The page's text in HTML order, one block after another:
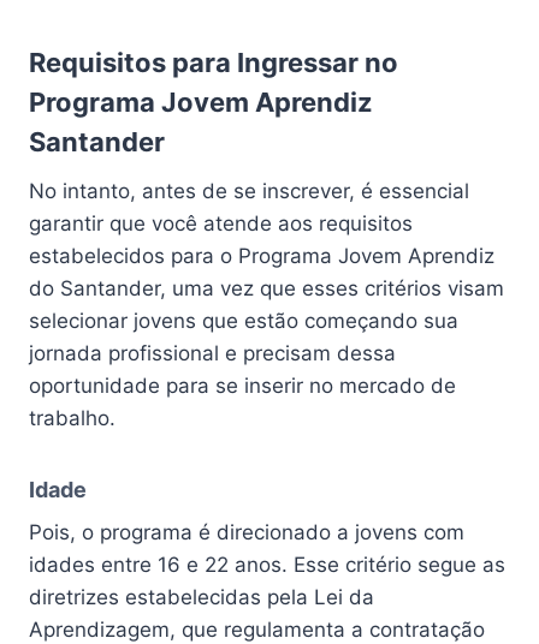
Requisitos para Ingressar no
Programa Jovem Aprendiz
Santander
No intanto, antes de se inscrever, é essencial
garantir que você atende aos requisitos
estabelecidos para o Programa Jovem Aprendiz
do Santander, uma vez que esses critérios visam
selecionar jovens que estão começando sua
jornada profissional e precisam dessa
oportunidade para se inserir no mercado de
trabalho.
Idade
Pois, o programa é direcionado a jovens com
idades entre 16 e 22 anos. Esse critério segue as
diretrizes estabelecidas pela Lei da
Aprendizagem, que regulamenta a contratação